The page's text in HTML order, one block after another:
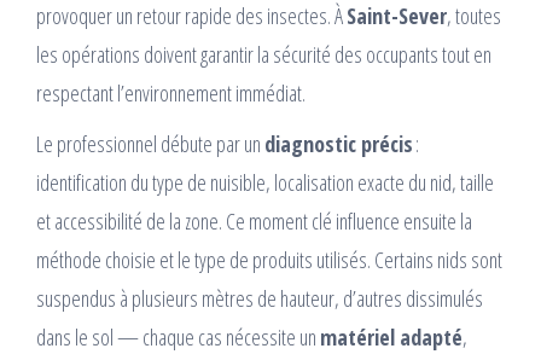
provoquer un retour rapide des insectes. ÀSaint-Sever, toutes
les opérations doivent garantir la sécurité des occupants tout en
respectant l’environnement immédiat.
Le professionnel débute par un diagnostic précis:
identification du type de nuisible, localisation exacte du nid, taille
et accessibilité de la zone. Ce moment clé influence ensuite la
méthode choisie et le type de produits utilisés. Certains nids sont
suspendus à plusieurs mètres de hauteur, d’autres dissimulés
dans le sol — chaque cas nécessite un matériel adapté,